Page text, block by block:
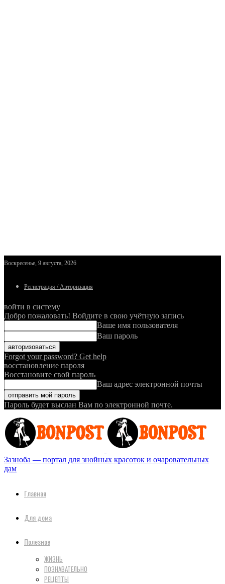
Воскресенье, 9 августа, 2026
Регистрация / Авторизация
войти в систему
Добро пожаловать! Войдите в свою учётную запись
Ваше имя пользователя
Ваш пароль
Forgot your password? Get help
восстановление пароля
Восстановите свой пароль
Ваш адрес электронной почты
Пароль будет выслан Вам по электронной почте.
Зазноба — портал для знойных красоток и очаровательных
дам
Главная
Для дома
Полезное
ЖИЗНЬ
ПОЗНАВАТЕЛЬНО
РЕЦЕПТЫ